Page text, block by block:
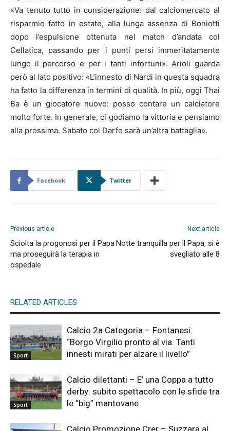
«Va tenuto tutto in considerazione: dal calciomercato al
risparmio fatto in estate, alla lunga assenza di Boniotti
dopo l’espulsione ottenuta nel match d’andata col
Cellatica, passando per i punti persi immeritatamente
lungo il percorso e per i tanti infortuni». Arioli guarda
però al lato positivo: «L’innesto di Nardi in questa squadra
ha fatto la differenza in termini di qualità. In più, oggi Thai
Ba è un giocatore nuovo: posso contare un calciatore
molto forte. In generale, ci godiamo la vittoria e pensiamo
alla prossima. Sabato col Darfo sarà un’altra battaglia».
Facebook Twitter
Previous article
Sciolta la progonosi per il Papa
ma proseguirà la terapia in
ospedale
Next article
Notte tranquilla per il Papa, si è
svegliato alle 8
RELATED ARTICLES
Sport
Calcio 2a Categoria – Fontanesi:
“Borgo Virgilio pronto al via. Tanti
innesti mirati per alzare il livello”
Sport
Calcio dilettanti – E’ una Coppa a tutto
derby: subito spettacolo con le sfide tra
le “big” mantovane
Calcio Promozione Crer – Suzzara al